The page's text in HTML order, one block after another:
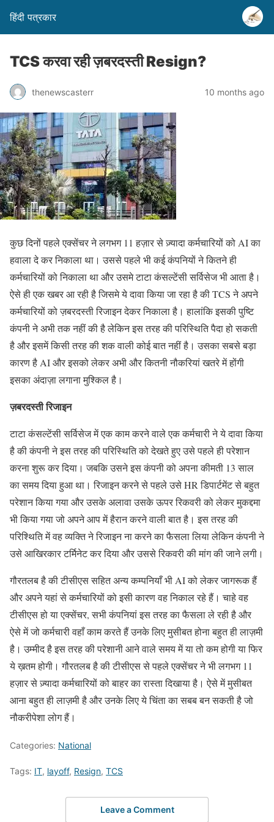
हिंदी पत्रकार
TCS करवा रही ज़बरदस्ती Resign?
thenewscasterr 10 months ago
कुछ दिनों पहले एक्सेंचर ने लगभग 11 हज़ार से ज़्यादा कर्मचारियों को AI का
हवाला दे कर निकाला था। उससे पहले भी कई कंपनियों ने कितने ही
कर्मचारियों को निकाला था और उसमे टाटा कंसल्टेंसी सर्विसेज भी आता है।
ऐसे ही एक खबर आ रही है जिसमे ये दावा किया जा रहा है की TCS ने अपने
कर्मचारियों को ज़बरदस्ती रिजाइन देकर निकाला है। हालांकि इसकी पुष्टि
कंपनी ने अभी तक नहीं की है लेकिन इस तरह की परिस्थिति पैदा हो सकती
है और इसमें किसी तरह की शक वाली कोई बात नहीं है। उसका सबसे बड़ा
कारण है AI और इसको लेकर अभी और कितनी नौकरियां खतरे में होंगी
इसका अंदाज़ा लगाना मुश्किल है।
ज़बरदस्ती रिजाइन
टाटा कंसल्टेंसी सर्विसेज में एक काम करने वाले एक कर्मचारी ने ये दावा किया
है की कंपनी ने इस तरह की परिस्थिति को देखते हुए उसे पहले ही परेशान
करना शुरू कर दिया। जबकि उसने इस कंपनी को अपना कीमती 13 साल
का समय दिया हुआ था। रिजाइन करने से पहले उसे HR डिपार्टमेंट से बहुत
परेशान किया गया और उसके अलावा उसके ऊपर रिकवरी को लेकर मुकद्दमा
भी किया गया जो अपने आप में हैरान करने वाली बात है। इस तरह की
परिश्थिति में वह व्यक्ति ने रिजाइन ना करने का फैसला लिया लेकिन कंपनी ने
उसे आखिरकार टर्मिनेट कर दिया और उससे रिकवरी की मांग की जाने लगी।
गौरतलब है की टीसीएस सहित अन्य कम्पनियाँ भी AI को लेकर जागरूक हैं
और अपने यहां से कर्मचारियों को इसी कारण वह निकाल रहे हैं। चाहे वह
टीसीएस हो या एक्सेंचर, सभी कंपनियां इस तरह का फैसला ले रही है और
ऐसे में जो कर्मचारी वहाँ काम करते हैं उनके लिए मुसीबत होना बहुत ही लाज़मी
है। उम्मीद है इस तरह की परेशानी आने वाले समय में या तो कम होगी या फिर
ये ख़तम होगी। गौरतलब है की टीसीएस से पहले एक्सेंचर ने भी लगभग 11
हज़ार से ज़्यादा कर्मचारियों को बाहर का रास्ता दिखाया है। ऐसे में मुसीबत
आना बहुत ही लाज़मी है और उनके लिए ये चिंता का सबब बन सकती है जो
नौकरीपेशा लोग हैं।
Categories: National
Tags: IT, layoff, Resign, TCS
Leave a Comment